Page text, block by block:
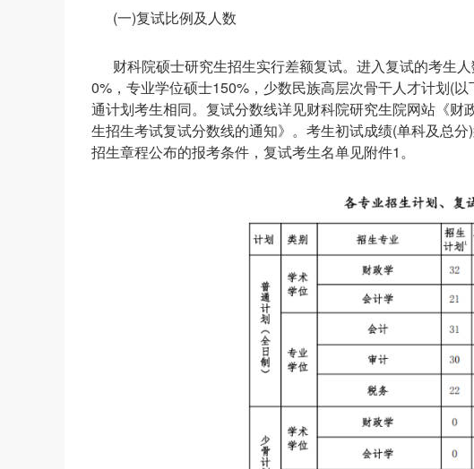
(一)复试比例及人数
财科院硕士研究生招生实行差额复试。进入复试的考生
0%，专业学位硕士150%，少数民族高层次骨干人才计划(
通计划考生相同。复试分数线详见财科院研究生院网站《
生招生考试复试分数线的通知》。考生初试成绩(单科及总
招生章程公布的报考条件，复试考生名单见附件1。